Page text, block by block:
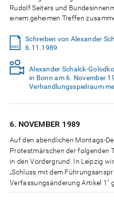
Rudolf Seiters und
einem geheimen Treffen
Schreiben von Alexander
6.11.1989
Alexander Schalck-
in Bonn am 6. November
Verhandlungsspielraum
6. NOVEMBER 1989
Auf den abendlichen Montags-
Protestmärschen der folgenden
in den Vordergrund. In Leipzig
„Schluss mit dem
Verfassungsänderung Artikel 1"